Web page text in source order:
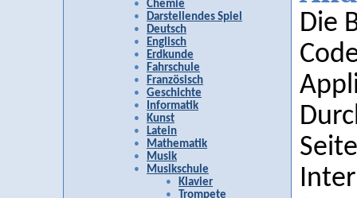
Chemie
Darstellendes Spiel
Deutsch
Englisch
Erdkunde
Fahrschule
Französisch
Geschichte
Informatik
Kunst
Latein
Mathematik
Musik
Musikschule
Klavier
Trompete
Die